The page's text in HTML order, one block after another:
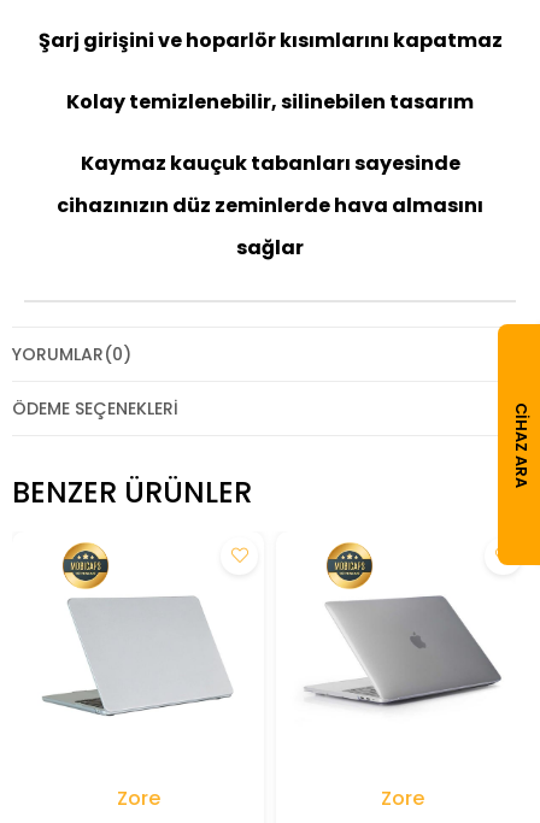
Şarj girişini ve hoparlör kısımlarını kapatmaz
Kolay temizlenebilir, silinebilen tasarım
Kaymaz kauçuk tabanları sayesinde
cihazınızın düz zeminlerde hava almasını
sağlar
YORUMLAR(0)
ÖDEME SEÇENEKLERI
BENZER ÜRÜNLER
Zore Zore
CIHAZ ARA